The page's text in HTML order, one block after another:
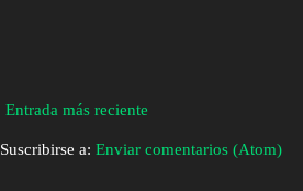
Entrada más reciente
Suscribirse a: Enviar comentarios (Atom)